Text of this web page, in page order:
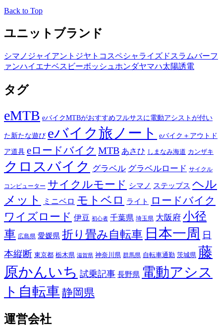
Back to Top
ユニットブランド
シマノ ジャイアント ジヤトコ スペシャライズド スラムバーフ
ァンハイエナベスビーボッシュ ホンダヤマハ太陽誘電
タグ
eMTB eバイクMTBがおすすめフルサスに電動アシストが付い
た新たな遊び eバイク旅ノート
eバイク＋アウトド
ア道具 eロードバイク MTB あさひ しまなみ海道 カンザキ
クロスバイク グラベル グラベルロード サイクル
コンピューター サイクルモード シマノ ステップス ヘル
メット
ミニベロ モトベロ ライト
ロードバイク
ワイズロード 伊豆 初心者 千葉県 埼玉県 大阪府 小径
車 広島県 愛媛県 折り畳み自転車 日本一周 日
本縦断 東京都 栃木県 滋賀県 神奈川県 群馬県 自転車通勤 茨城県 藤
原かんいち 試乗記事 長野県 電動アシス
ト自転車 静岡県
運営会社